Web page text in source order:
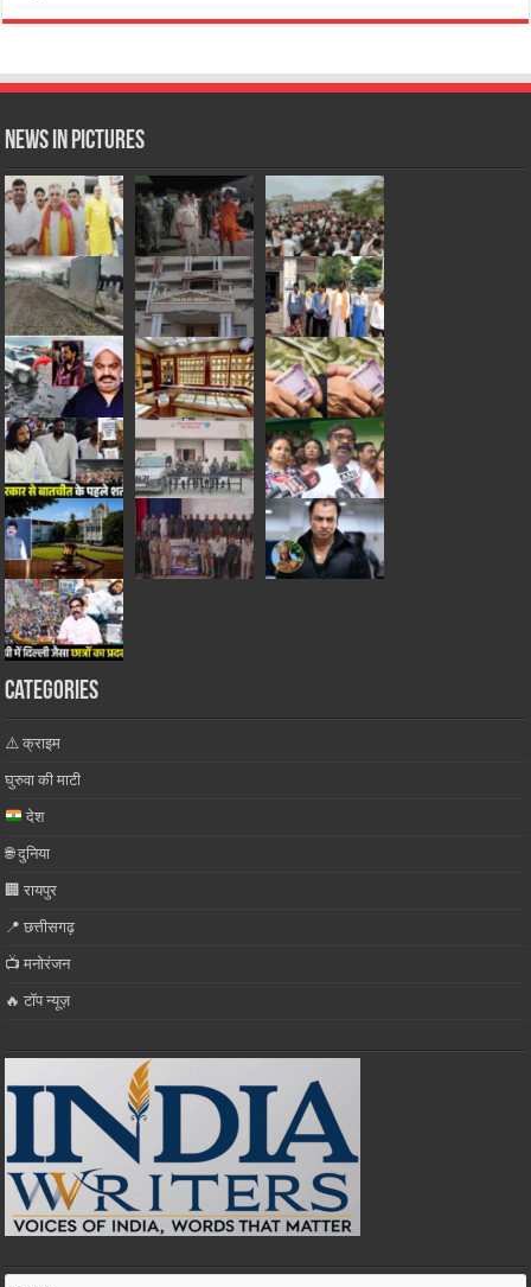
News in Pictures
Categories
⚠️ क्राइम
घुरुवा की माटी
देश
🌐 दुनिया
🏢 रायपुर
📍 छत्तीसगढ़
📺 मनोरंजन
🔥 टॉप न्यूज़